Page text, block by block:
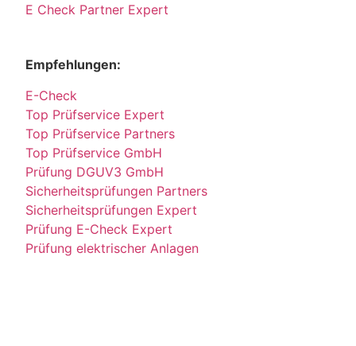
E Check Partner Expert
Empfehlungen:
E-Check
Top Prüfservice Expert
Top Prüfservice Partners
Top Prüfservice GmbH
Prüfung DGUV3 GmbH
Sicherheitsprüfungen Partners
Sicherheitsprüfungen Expert
Prüfung E-Check Expert
Prüfung elektrischer Anlagen